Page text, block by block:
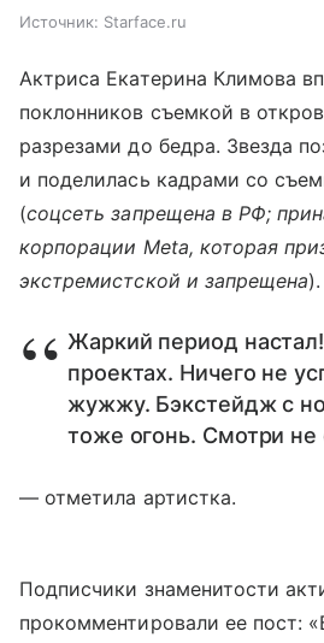
Источник: Starface.ru
Актриса Екатерина Климова
поклонников съемкой в
разрезами до бедра. Звезда
и поделилась кадрами со
(соцсеть запрещена в РФ;
корпорации Meta, которая
экстремистской и запрещена).
Жаркий период
проектах. Ничего не
жужжу. Бэкстейдж с
тоже огонь. Смотри не
— отметила артистка.
Подписчики знаменитости
прокомментировали ее пост: